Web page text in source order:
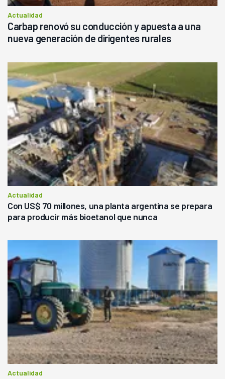
Actualidad
Carbap renovó su conducción y apuesta a una
nueva generación de dirigentes rurales
Actualidad
Con US$ 70 millones, una planta argentina se prepara
para producir más bioetanol que nunca
Actualidad